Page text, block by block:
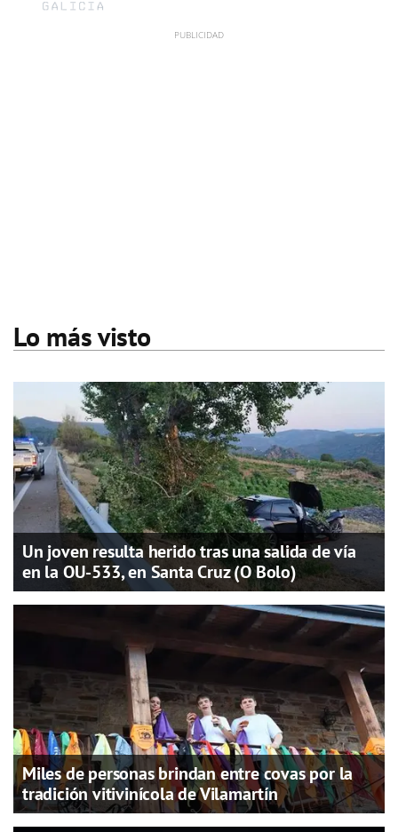
Lo más visto
Un joven resulta herido tras una salida de vía
en la OU-533, en Santa Cruz (O Bolo)
Miles de personas brindan entre covas por la
tradición vitivinícola de Vilamartín